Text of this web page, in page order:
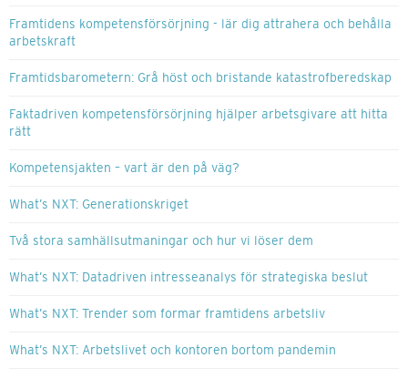
Framtidens kompetensförsörjning - lär dig attrahera och behålla
arbetskraft
Framtidsbarometern: Grå höst och bristande katastrofberedskap
Faktadriven kompetensförsörjning hjälper arbetsgivare att hitta
rätt
Kompetensjakten – vart är den på väg?
What’s NXT: Generationskriget
Två stora samhällsutmaningar och hur vi löser dem
What’s NXT: Datadriven intresseanalys för strategiska beslut
What’s NXT: Trender som formar framtidens arbetsliv
What’s NXT: Arbetslivet och kontoren bortom pandemin